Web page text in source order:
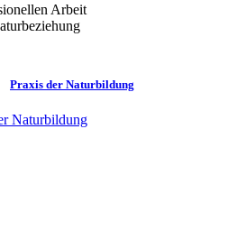
Arbeit
Praxis der Naturbildung